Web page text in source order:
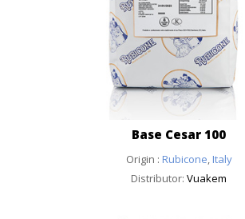
Base Cesar 100
Origin : Rubicone Italy
Distributor: Vuakem